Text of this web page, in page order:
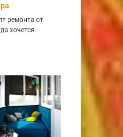
ремонта от
хочется